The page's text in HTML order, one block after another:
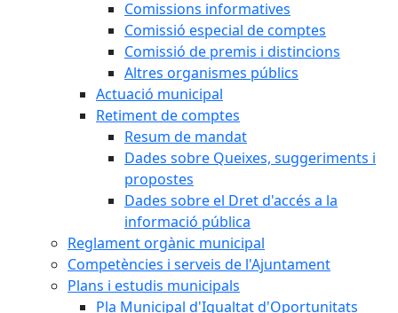
Comissions informatives
Comissió especial de comptes
Comissió de premis i distincions
Altres organismes públics
Actuació municipal
Retiment de comptes
Resum de mandat
Dades sobre Queixes, suggeriments i
propostes
Dades sobre el Dret d'accés a la
informació pública
Reglament orgànic municipal
Competències i serveis de l'Ajuntament
Plans i estudis municipals
Pla Municipal d'Igualtat d'Oportunitats